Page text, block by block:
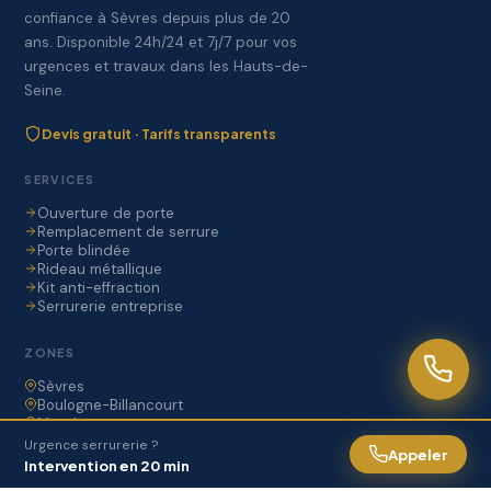
confiance à Sèvres depuis plus de 20
ans. Disponible 24h/24 et 7j/7 pour vos
urgences et travaux dans les Hauts-de-
Seine.
Devis gratuit · Tarifs transparents
SERVICES
Ouverture de porte
Remplacement de serrure
Porte blindée
Rideau métallique
Kit anti-effraction
Serrurerie entreprise
ZONES
Sèvres
Boulogne-Billancourt
Meudon
Chaville
Ville d'Avray
Urgence serrurerie ?
Intervention en 20 min
Appeler